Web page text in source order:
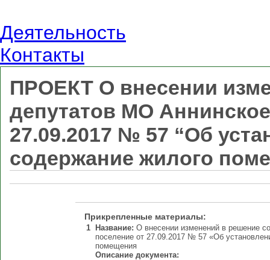
Деятельность
Контакты
ПРОЕКТ О внесении
депутатов МО
27.09.2017 № 57 “Об
содержание жилого
Прикрепленные материалы:
1 Название: О внесении изменений в решение
поселение от 27.09.2017 № 57 «Об
помещения
Описание документа: